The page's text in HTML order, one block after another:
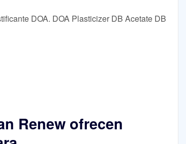
DOA. DOA Plasticizer DB Acetate DB
Renew ofrecen